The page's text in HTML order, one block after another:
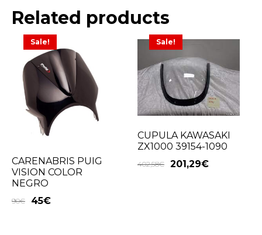
Related products
Sale!
CARENABRIS PUIG
VISION COLOR
NEGRO
90€ 45€
Sale!
CUPULA KAWASAKI
ZX1000 39154-1090
402,58€ 201,29€